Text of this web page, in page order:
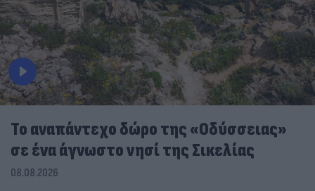
To αναπάντεχο δώρο της «Οδύσσειας»
σε ένα άγνωστο νησί της Σικελίας
08.08.2026